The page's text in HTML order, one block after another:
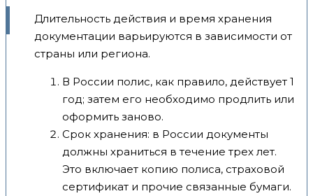
Длительность действия и время хранения
документации варьируются в зависимости от
страны или региона.
В России полис, как правило, действует 1
год; затем его необходимо продлить или
оформить заново.
Срок хранения: в России документы
должны храниться в течение трех лет.
Это включает копию полиса, страховой
сертификат и прочие связанные бумаги.